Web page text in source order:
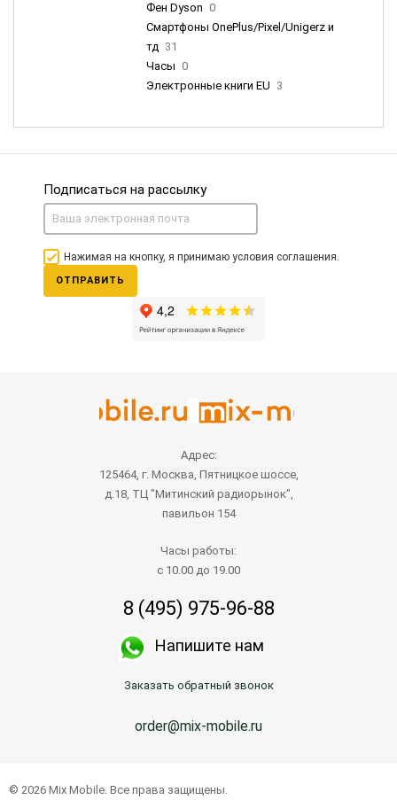
Фен Dyson 0
Смартфоны OnePlus/Pixel/Unigerz и
тд 31
Часы 0
Электронные книги EU 3
Подписаться на рассылку
Нажимая на кнопку, я принимаю условия соглашения.
ОТПРАВИТЬ
Адрес:
125464, г. Москва, Пятницкое шоссе,
д.18, ТЦ "Митинский радиорынок",
павильон 154
Часы работы:
с 10.00 до 19.00
8 (495) 975-96-88
Напишите нам
Заказать обратный звонок
order@mix-mobile.ru
© 2026 Mix Mobile. Все права защищены.